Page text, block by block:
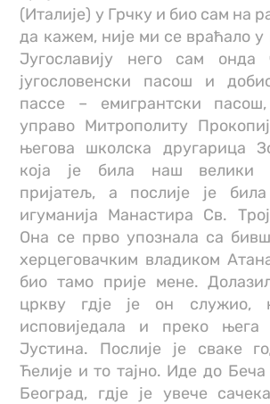
(Италије) у Грчку и био сам на
да кажем, није ми се враћало у
Југославију него сам
југословенски пасош и
пассе – емигрантски пасош,
управо Митрополиту
његова школска другарица
која је била наш велики
пријатељ, а послије је
игуманија Манастира Св.
Она се прво упознала са
херцеговачким владиком
био тамо прије мене.
цркву гдје је он служио,
исповиједала и преко
Јустина. Послије је сваке
Ћелије и то тајно. Иде до
Београд, гдје је увече